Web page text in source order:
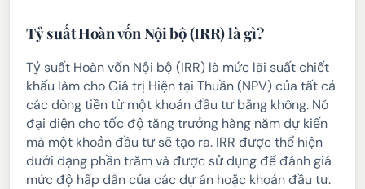
Tỷ suất Hoàn vốn Nội bộ (IRR) là gì?
Tỷ suất Hoàn vốn Nội bộ (IRR) là mức lãi suất chiết
khấu làm cho Giá trị Hiện tại Thuần (NPV) của tất cả
các dòng tiền từ một khoản đầu tư bằng không. Nó
đại diện cho tốc độ tăng trưởng hàng năm dự kiến
mà một khoản đầu tư sẽ tạo ra. IRR được thể hiện
dưới dạng phần trăm và được sử dụng để đánh giá
mức độ hấp dẫn của các dự án hoặc khoản đầu tư.